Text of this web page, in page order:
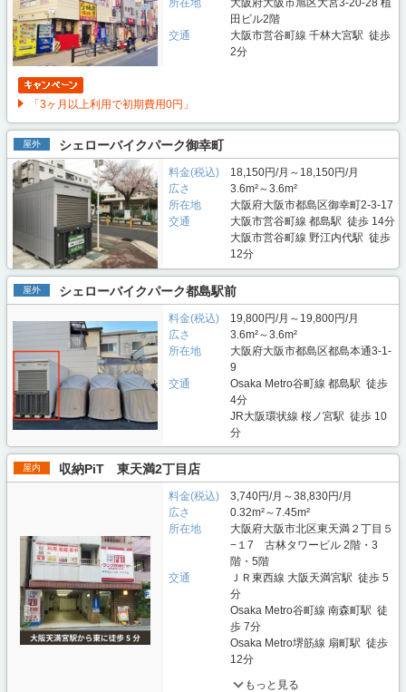
田ビル2階
交通
大阪市営谷町線 千林大宮駅 徒歩
2分
「3ヶ月以上利用で初期費用0円」
屋外 シェローバイクパーク御幸町
料金(税込)
18,150円/月～18,150円/月
広さ
3.6m²～3.6m²
所在地
大阪府大阪市都島区御幸町2-3-17
交通
大阪市営谷町線 都島駅 徒歩 14分
大阪市営谷町線 野江内代駅 徒歩
12分
屋外 シェローバイクパーク都島駅前
料金(税込)
19,800円/月～19,800円/月
広さ
3.6m²～3.6m²
所在地
大阪府大阪市都島区都島本通3-1-
9
交通
Osaka Metro谷町線 都島駅 徒歩
4分
JR大阪環状線 桜ノ宮駅 徒歩 10
分
屋内 収納PiT 東天満2丁目店
料金(税込)
3,740円/月～38,830円/月
広さ
0.32m²～7.45m²
所在地
大阪府大阪市北区東天満２丁目５
−１7 古林タワービル 2階・3
階・5階
交通
ＪＲ東西線 大阪天満宮駅 徒歩 5
分
Osaka Metro谷町線 南森町駅 徒
歩 7分
Osaka Metro堺筋線 扇町駅 徒歩
12分
もっと見る